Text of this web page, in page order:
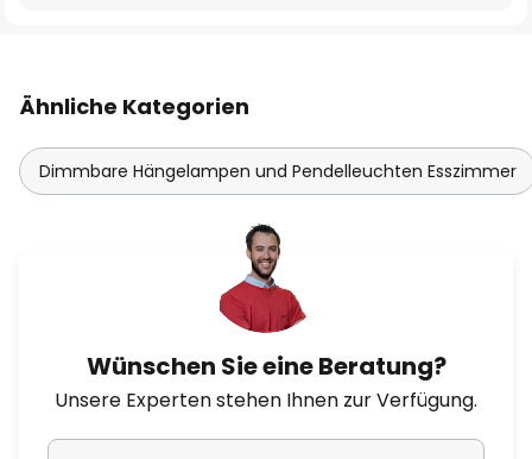
Ähnliche Kategorien
Dimmbare Hängelampen und Pendelleuchten Esszimmer
Wünschen Sie eine Beratung?
Unsere Experten stehen Ihnen zur Verfügung.